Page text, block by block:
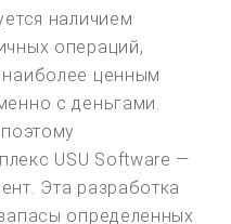
наличием
операций,
ценным
с деньгами.
USU Software —
Эта разработка
определенных